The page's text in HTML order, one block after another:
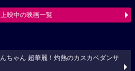
映中の映画一覧
ちゃん 超華麗！灼熱のカスカベダンサ